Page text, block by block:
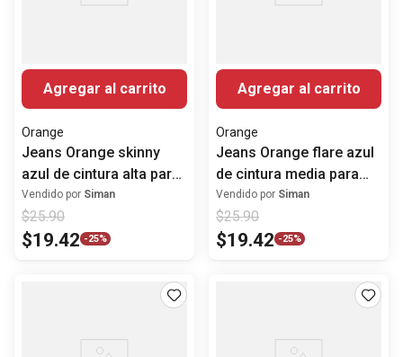
Agregar al carrito
Orange
Jeans Orange skinny
azul de cintura alta para
mujer
Vendido por Siman
$25.90
$19.42 -25%
Agregar al carrito
Orange
Jeans Orange flare azul
de cintura media para
mujer
Vendido por Siman
$25.90
$19.42 -25%